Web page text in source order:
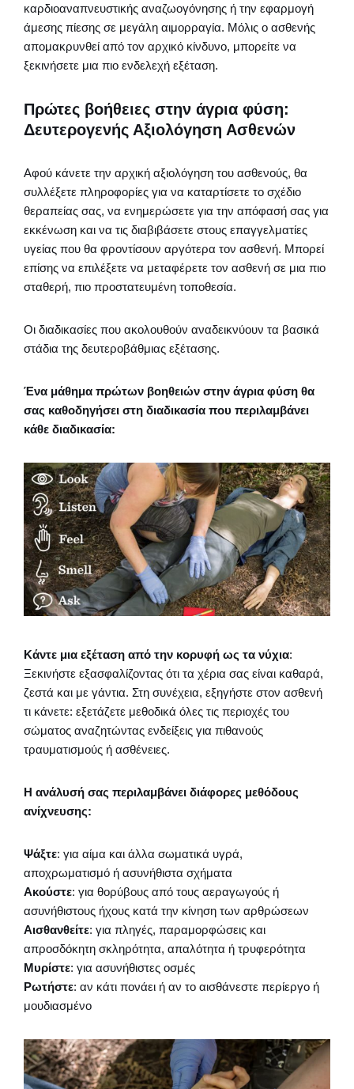
καρδιοαναπνευστικής αναζωογόνησης ή την εφαρμογή
άμεσης πίεσης σε μεγάλη αιμορραγία. Μόλις ο ασθενής
απομακρυνθεί από τον αρχικό κίνδυνο, μπορείτε να
ξεκινήσετε μια πιο ενδελεχή εξέταση.
Πρώτες βοήθειες στην άγρια φύση:
Δευτερογενής Αξιολόγηση Ασθενών
Αφού κάνετε την αρχική αξιολόγηση του ασθενούς, θα
συλλέξετε πληροφορίες για να καταρτίσετε το σχέδιο
θεραπείας σας, να ενημερώσετε για την απόφασή σας για
εκκένωση και να τις διαβιβάσετε στους επαγγελματίες
υγείας που θα φροντίσουν αργότερα τον ασθενή. Μπορεί
επίσης να επιλέξετε να μεταφέρετε τον ασθενή σε μια πιο
σταθερή, πιο προστατευμένη τοποθεσία.
Οι διαδικασίες που ακολουθούν αναδεικνύουν τα βασικά
στάδια της δευτεροβάθμιας εξέτασης.
Ένα μάθημα πρώτων βοηθειών στην άγρια φύση θα
σας καθοδηγήσει στη διαδικασία που περιλαμβάνει
κάθε διαδικασία:
Κάντε μια εξέταση από την κορυφή ως τα νύχια:
Ξεκινήστε εξασφαλίζοντας ότι τα χέρια σας είναι καθαρά,
ζεστά και με γάντια. Στη συνέχεια, εξηγήστε στον ασθενή
τι κάνετε: εξετάζετε μεθοδικά όλες τις περιοχές του
σώματος αναζητώντας ενδείξεις για πιθανούς
τραυματισμούς ή ασθένειες.
Η ανάλυσή σας περιλαμβάνει διάφορες μεθόδους
ανίχνευσης:
Ψάξτε: για αίμα και άλλα σωματικά υγρά,
αποχρωματισμό ή ασυνήθιστα σχήματα
Ακούστε: για θορύβους από τους αεραγωγούς ή
ασυνήθιστους ήχους κατά την κίνηση των αρθρώσεων
Αισθανθείτε: για πληγές, παραμορφώσεις και
απροσδόκητη σκληρότητα, απαλότητα ή τρυφερότητα
Μυρίστε: για ασυνήθιστες οσμές
Ρωτήστε: αν κάτι πονάει ή αν το αισθάνεστε περίεργο ή
μουδιασμένο